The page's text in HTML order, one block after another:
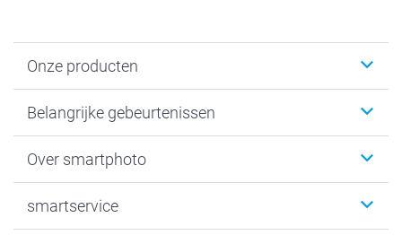
Onze producten
Fotogeschenken
Fotoprints, Fotoposter & Fotoalbum met fotoprints
MyNameBook
Belangrijke gebeurtenissen
Baby
Communie- en Lentefeest
Over smartphoto
Duurzaamheid
smartservice